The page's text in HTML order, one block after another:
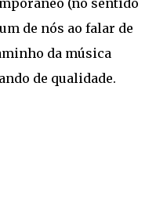
(no sentido
de nós ao falar de
da música
de qualidade.